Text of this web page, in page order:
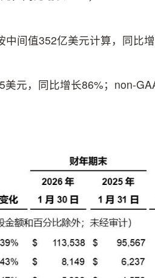
间值352亿美元计算，同比
元，同比增长86%；non-